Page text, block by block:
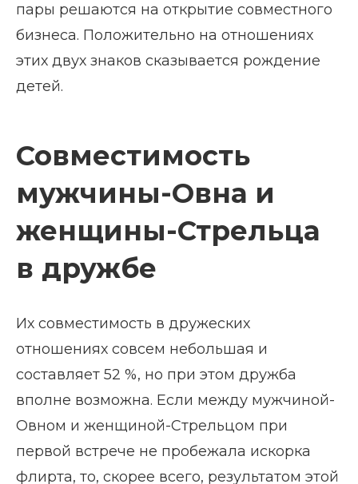
пары решаются на открытие совместного
бизнеса. Положительно на отношениях
этих двух знаков сказывается рождение
детей.
Совместимость
мужчины-Овна и
женщины-Стрельца
в дружбе
Их совместимость в дружеских
отношениях совсем небольшая и
составляет 52 %, но при этом дружба
вполне возможна. Если между мужчиной-
Овном и женщиной-Стрельцом при
первой встрече не пробежала искорка
флирта, то, скорее всего, результатом этой